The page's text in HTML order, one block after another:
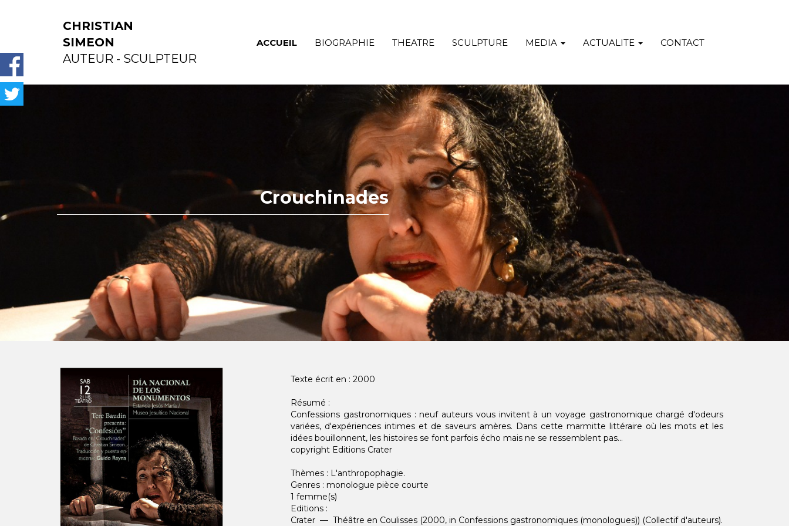
CHRISTIAN
SIMEON
AUTEUR - SCULPTEUR
ACCUEIL BIOGRAPHIE THEATRE SCULPTURE MEDIA ACTUALITE CONTACT
Crouchinades
Texte écrit en : 2000
Résumé :
Confessions gastronomiques : neuf auteurs vous invitent à un voyage gastronomique chargé d'odeurs
variées, d'expériences intimes et de saveurs amères. Dans cette marmitte littéraire où les mots et les
idées bouillonnent, les histoires se font parfois écho mais ne se ressemblent pas...
copyright Editions Crater
Thèmes : L'anthropophagie.
Genres : monologue pièce courte
1 femme(s)
Editions :
Crater — Théâtre en Coulisses (2000, in Confessions gastronomiques (monologues)) (Collectif d'auteurs).